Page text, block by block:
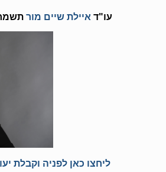
עו"ד איילת שיים מור תשמח
ליחצו כאן לפניה וקבלת